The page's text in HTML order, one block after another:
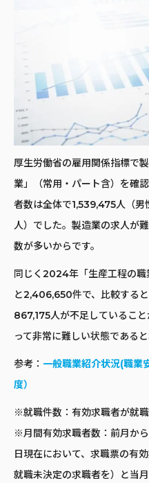
厚生労働省の雇用関係指標で
業」（常用・パート含）を確
者数は全体で1,539,475人（
人）でした。製造業の求人が
数が多いからです。
同じく2024年「生産工程の職
と2,406,650件で、比較する
867,175人が不足しているこ
って非常に難しい状態であると
参考： 一般職業紹介状況(職業
度）
※就職件数：有効求職者が就
※月間有効求職者数：前月か
日現在において、求職票の有
就職未決定の求職者を）と当